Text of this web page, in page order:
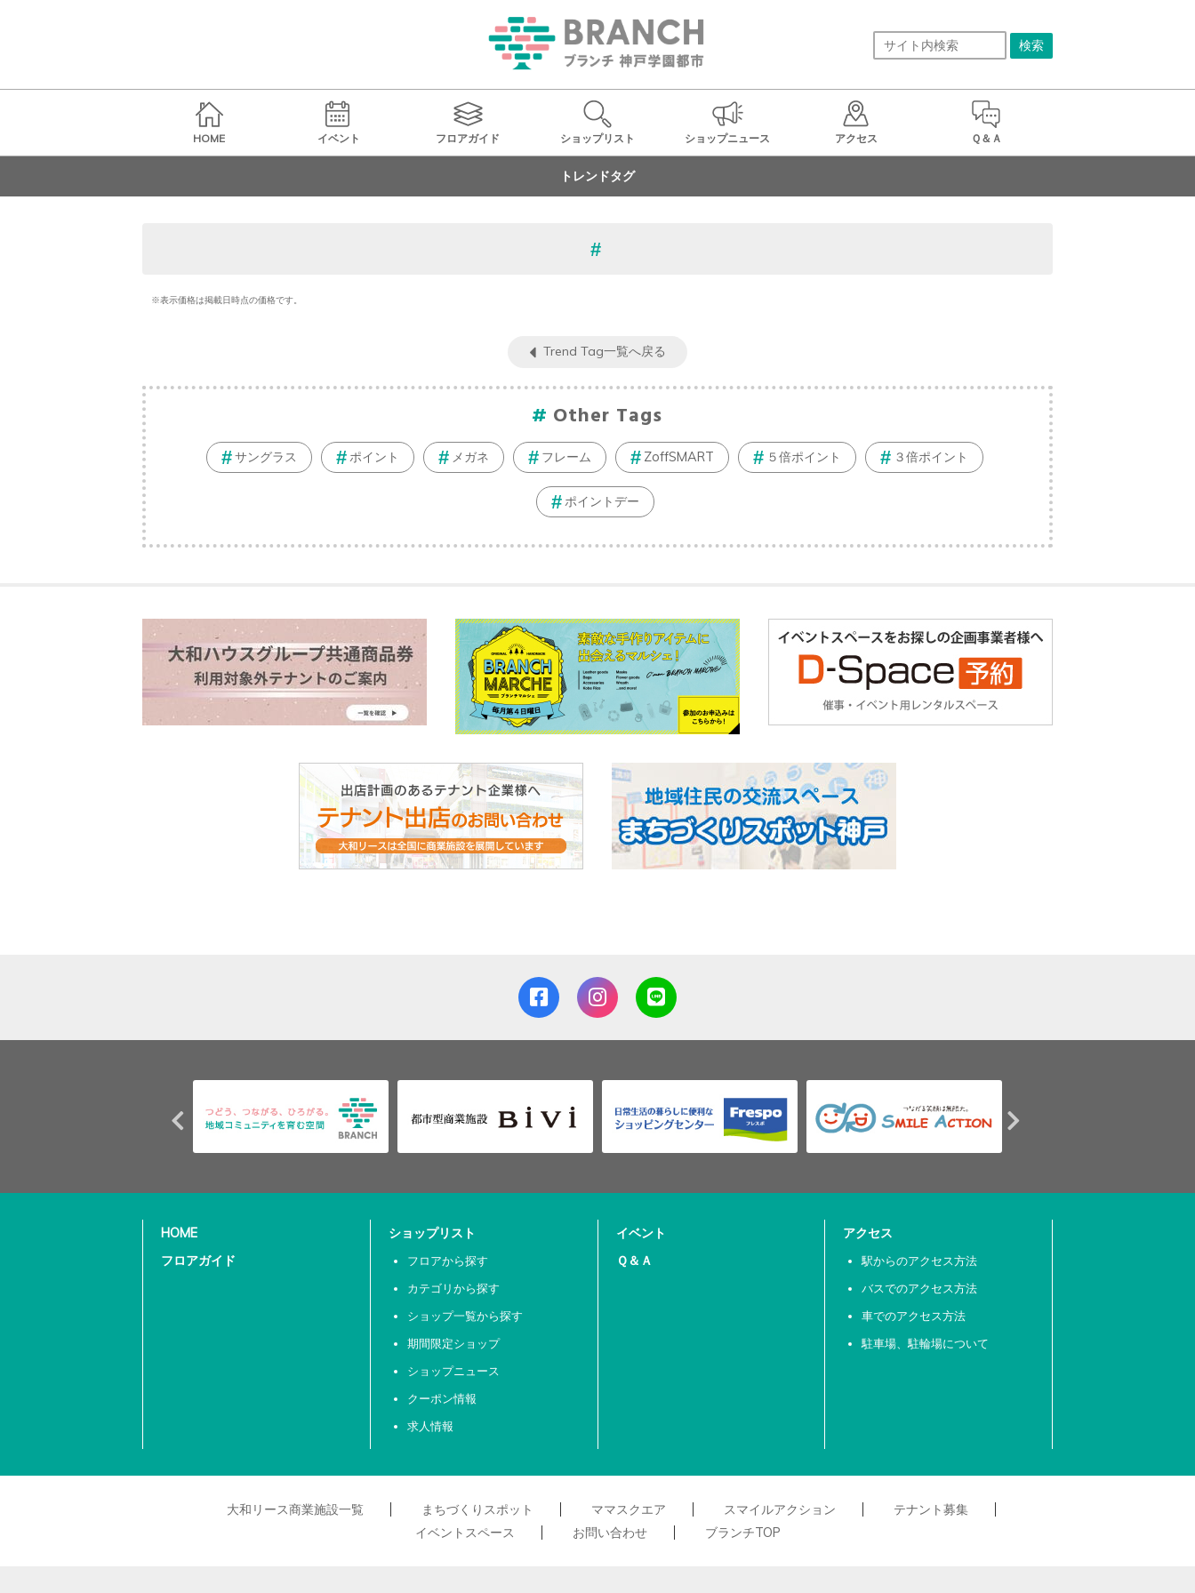
HOME イベント フロアガイド ショップリスト ショップニュース アクセス Ｑ＆Ａ
トレンドタグ
※表示価格は掲載日時点の価格です。
Trend Tag一覧へ戻る
Other Tags
サングラス ポイント メガネ フレーム ZoffSMART ５倍ポイント ３倍ポイント
ポイントデー
HOME
フロアガイド
ショップリスト
フロアから探す
カテゴリから探す
ショップ一覧から探す
期間限定ショップ
ショップニュース
クーポン情報
求人情報
イベント
Ｑ＆Ａ
アクセス
駅からのアクセス方法
バスでのアクセス方法
車でのアクセス方法
駐車場、駐輪場について
大和リース商業施設一覧 まちづくりスポット ママスクエア スマイルアクション
テナント募集
イベントスペース
お問い合わせ ブランチTOP